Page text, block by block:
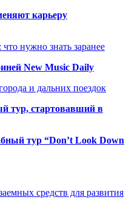
карьеру
нужно знать заранее
New Music Daily
и дальних поездок
тур, стартовавший в
тур “Don’t Look Down
средств для развития